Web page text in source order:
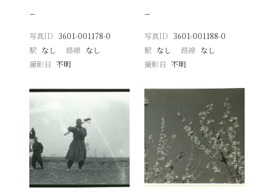
−
写真ID 3601-001178-0
駅 なし 路線 なし
撮影日
不明
−
写真ID 3601-001188-0
駅 なし 路線 なし
撮影日 不明